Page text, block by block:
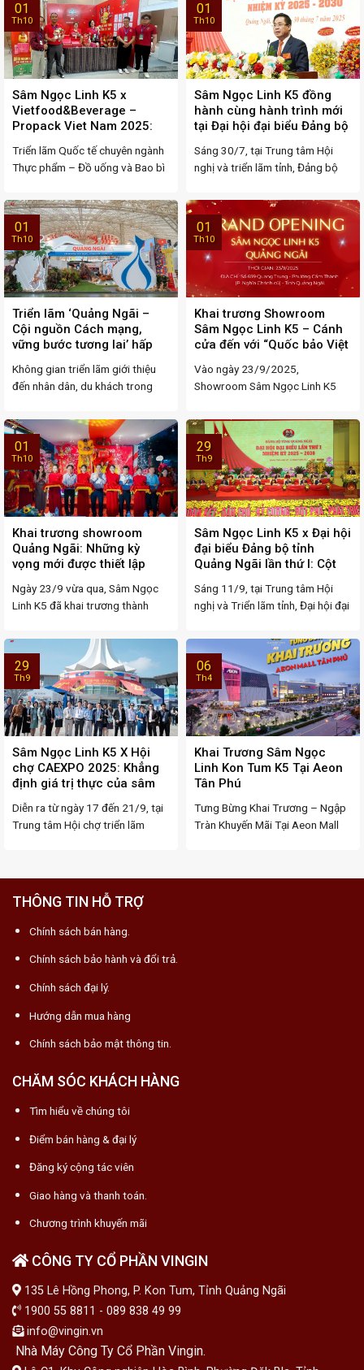
Sâm Ngọc Linh K5 x
Vietfood&Beverage –
Propack Viet Nam 2025:
Nơi hội tụ tinh hoa trong
ngành F&B Việt Nam
Triển lãm Quốc tế chuyên ngành
Thực phẩm – Đồ uống và Bao bì
01
Th10
Sâm Ngọc Linh K5 đồng
hành cùng hành trình mới
tại Đại hội đại biểu Đảng bộ
Sáng 30/7, tại Trung tâm Hội
nghị và triển lãm tỉnh, Đảng bộ
01
Th10
Triển lãm ‘Quảng Ngãi –
Cội nguồn Cách mạng,
vững bước tương lai’ hấp
dẫn du khách
Không gian triển lãm giới thiệu
đến nhân dân, du khách trong
01
Th10
Khai trương Showroom
Sâm Ngọc Linh K5 – Cánh
cửa đến với “Quốc bảo Việt
Vào ngày 23/9/2025,
Showroom Sâm Ngọc Linh K5
...
01
Th10
Khai trương showroom
Quảng Ngãi: Những kỳ
vọng mới được thiết lập
sức khỏe khách hàng
Ngày 23/9 vừa qua, Sâm Ngọc
Linh K5 đã khai trương thành
01
Th10
Sâm Ngọc Linh K5 x Đại hội
đại biểu Đảng bộ tỉnh
Quảng Ngãi lần thứ I: Cột
trong kỷ nguyên mới
Sáng 11/9, tại Trung tâm Hội
nghị và Triển lãm tỉnh, Đại hội đại
29
Th9
Sâm Ngọc Linh K5 X Hội
chợ CAEXPO 2025: Khẳng
định giá trị thực của sâm
Ngọc Linh trên thị trường
quốc tế
Diễn ra từ ngày 17 đến 21/9, tại
Trung tâm Hội chợ triển lãm
29
Th9
Khai Trương Sâm Ngọc
Linh Kon Tum K5 Tại Aeon
Tân Phú
Tưng Bừng Khai Trương – Ngập
Tràn Khuyến Mãi Tại Aeon Mall
06
Th4
THÔNG TIN HỖ TRỢ
Chính sách bán hàng.
Chính sách bảo hành và đổi trả.
Chính sách đại lý.
Hướng dẫn mua hàng
Chính sách bảo mật thông tin.
CHĂM SÓC KHÁCH HÀNG
Tìm hiểu về chúng tôi
Điểm bán hàng & đại lý
Đăng ký cộng tác viên
Giao hàng và thanh toán.
Chương trình khuyến mãi
CÔNG TY CỔ PHẦN VINGIN
135 Lê Hồng Phong, P. Kon Tum, Tỉnh Quảng Ngãi
1900 55 8811 - 089 838 49 99
info@vingin.vn
Nhà Máy Công Ty Cổ Phần Vingin.